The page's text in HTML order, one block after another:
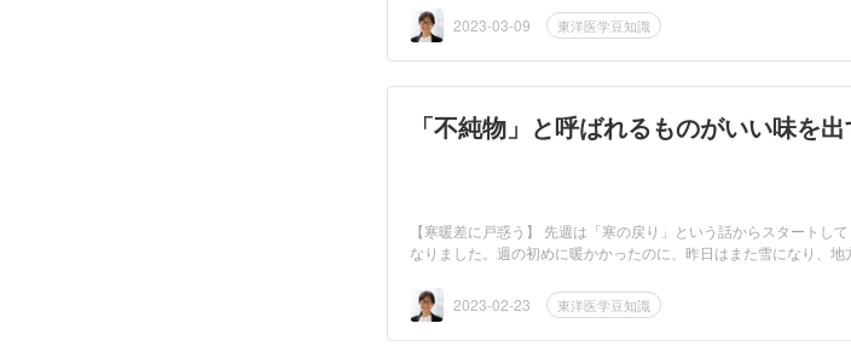
2023-03-09 東洋医学豆知識
「不純物」と呼ばれるものがいい味を
【寒暖差に戸惑う】 先週は「寒の戻り」という話からスタートし
なりました。週の初めに暖かかったのに、昨日はまた雪になり、
2023-02-23
東洋医学豆知識